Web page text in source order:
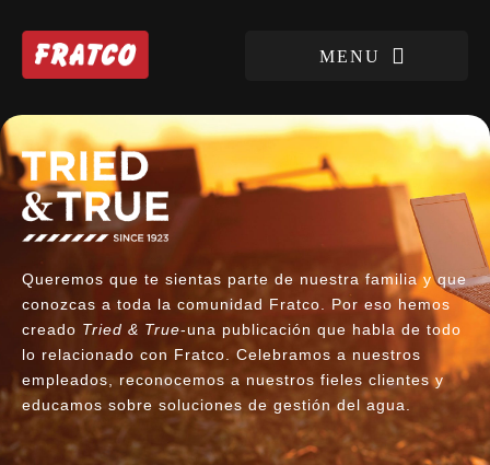
Queremos que te sientas parte de nuestra familia y que
conozcas a toda la comunidad Fratco. Por eso hemos
creado Tried & True-una publicación que habla de todo
lo relacionado con Fratco. Celebramos a nuestros
empleados, reconocemos a nuestros fieles clientes y
educamos sobre soluciones de gestión del agua.